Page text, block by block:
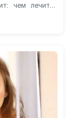
чем лечить?